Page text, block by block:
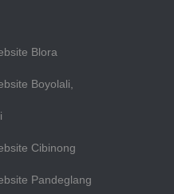
Blora
Boyolali,
Cibinong
Pandeglang